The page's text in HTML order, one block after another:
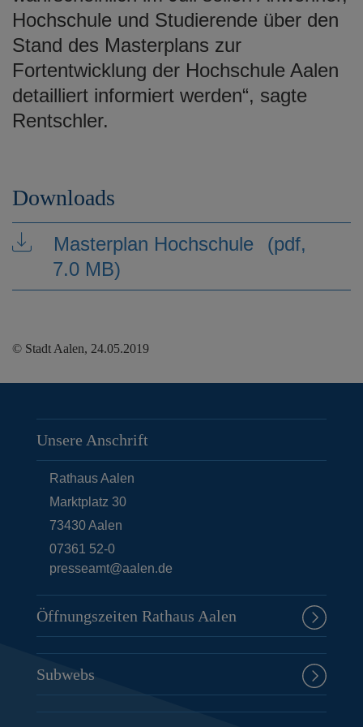
Hochschule und Studierende über den
Stand des Masterplans zur
Fortentwicklung der Hochschule Aalen
detailliert informiert werden“, sagte
Rentschler.
Downloads
Masterplan Hochschule
(pdf,
7.0 MB)
© Stadt Aalen, 24.05.2019
Unsere Anschrift
Rathaus Aalen
Marktplatz 30
73430Aalen
07361 52-0
presseamt@aalen.de
Öffnungszeiten Rathaus Aalen
Subwebs